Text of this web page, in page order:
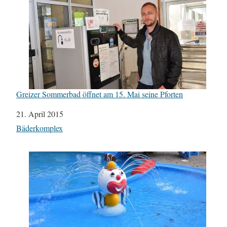
Greizer Sommerbad öffnet am 15. Mai seine Pforten
Datum
21. April 2015
In Bezug auf
Bäderkomplex